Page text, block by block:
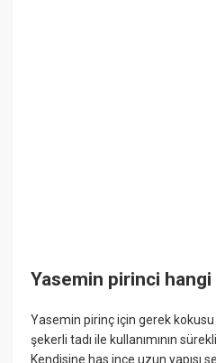
Yasemin pirinci
Yasemin pirinç için gerek
şekerli tadı ile kullanımının
Kendisine has ince uzun yapısı